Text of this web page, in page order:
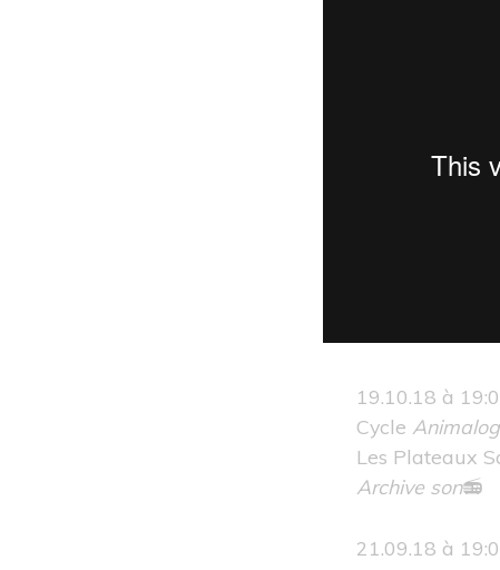
19.10.18 à
Cycle
Les Plateaux
Archive son📻
21.09.18 à